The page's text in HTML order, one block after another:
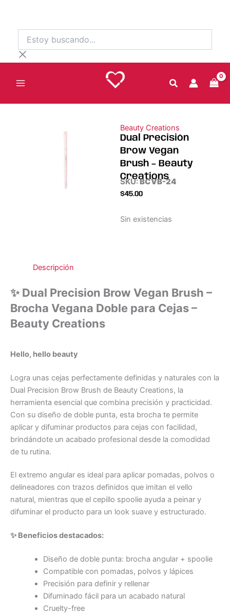
contenido
buscando...
Beauty Creations
Dual Precisión
Brow Vegan
Brush – Beauty
Creations
SKU:BCVB-24
$45.00
Sin existencias
Descripción
✨ Dual Precision Brow Vegan Brush –
Brocha Vegana Doble para Cejas –
Beauty Creations
Hello, hello beauty
Logra unas cejas perfectamente definidas y naturales con la
Dual Precision Brow Brush de Beauty Creations, la
herramienta esencial que combina precisión y practicidad.
Con su diseño de doble punta, esta brocha te permite
aplicar y difuminar productos para cejas con facilidad,
brindándote un acabado profesional desde la comodidad
de tu rutina.
El extremo angular es ideal para aplicar pomadas, polvos o
delineadores con trazos definidos que imitan el vello
natural, mientras que el cepillo spoolie ayuda a peinar y
difuminar el producto para un look suave y estructurado.
✨ Beneficios destacados:
Diseño de doble punta: brocha angular + spoolie
Compatible con pomadas, polvos y lápices
Precisión para definir y rellenar
Difuminado fácil para un acabado natural
Cruelty-free